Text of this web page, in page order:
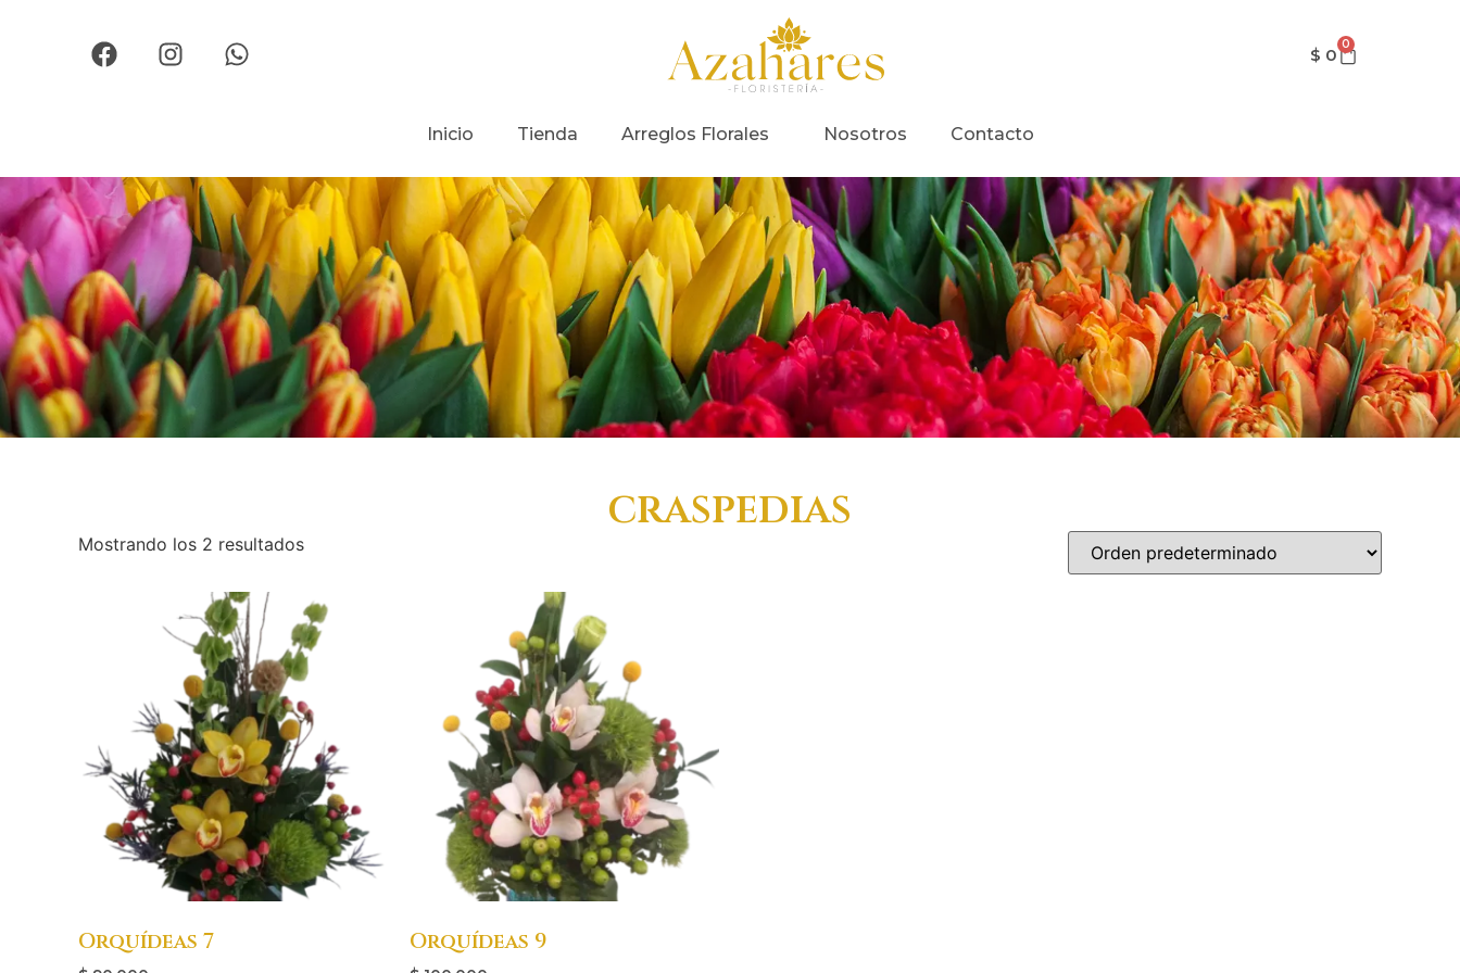
$ 0 0
Inicio Tienda Arreglos Florales Nosotros Contacto
craspedias
Mostrando los 2 resultados
Orquídeas 7 Orquídeas 9